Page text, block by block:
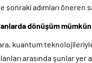
sonraki adımları öneren
dönüşüm
kuantum
arasında şunlar yer